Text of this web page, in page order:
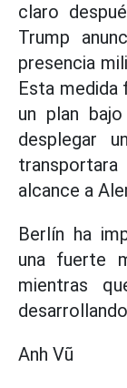
claro
Trump
presencia
Esta medida
un plan
desplegar
transportara
alcance a
Berlín ha
una fuerte
mientras
Anh Vũ